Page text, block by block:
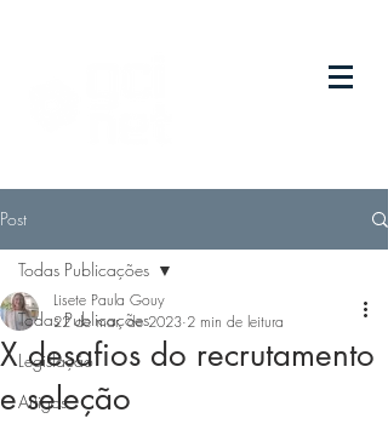
Post
Todas Publicações
Legislação
Artigos
Todas Publicações
X desafios do recrutamento
e seleção
Lisete Paula Gouy
22 de mar. de 2023 2 min de leitura